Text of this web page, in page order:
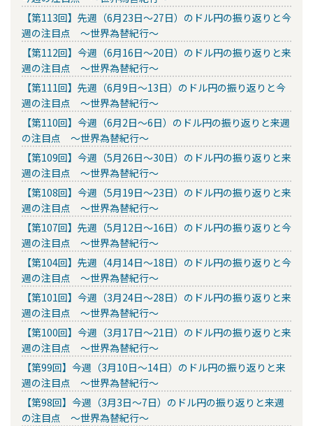
【第113回】先週（6月23日～27日）のドル円の振り返りと今
週の注目点 ～世界為替紀行～
【第112回】今週（6月16日～20日）のドル円の振り返りと来
週の注目点 ～世界為替紀行～
【第111回】先週（6月9日～13日）のドル円の振り返りと今
週の注目点 ～世界為替紀行～
【第110回】今週（6月2日～6日）のドル円の振り返りと来週
の注目点 ～世界為替紀行～
【第109回】今週（5月26日～30日）のドル円の振り返りと来
週の注目点 ～世界為替紀行～
【第108回】今週（5月19日～23日）のドル円の振り返りと来
週の注目点 ～世界為替紀行～
【第107回】先週（5月12日～16日）のドル円の振り返りと今
週の注目点 ～世界為替紀行～
【第104回】先週（4月14日～18日）のドル円の振り返りと今
週の注目点 ～世界為替紀行～
【第101回】今週（3月24日～28日）のドル円の振り返りと来
週の注目点 ～世界為替紀行～
【第100回】今週（3月17日～21日）のドル円の振り返りと来
週の注目点 ～世界為替紀行～
【第99回】今週（3月10日～14日）のドル円の振り返りと来
週の注目点 ～世界為替紀行～
【第98回】今週（3月3日～7日）のドル円の振り返りと来週
の注目点 ～世界為替紀行～